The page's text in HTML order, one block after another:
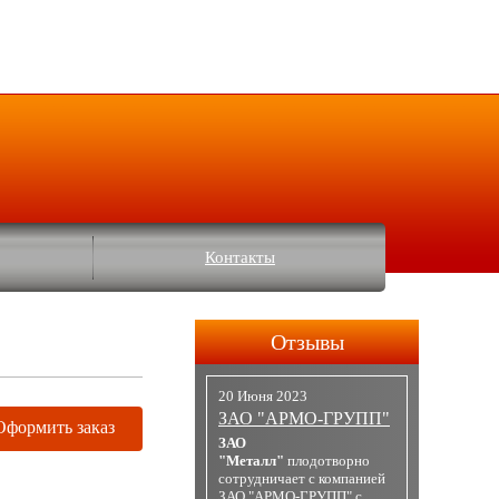
Контакты
заказ
Отзывы
20 Июня 2023
ЗАО "АРМО-ГРУПП"
ЗАО
"Металл" плодотворно
сотрудничает с компанией